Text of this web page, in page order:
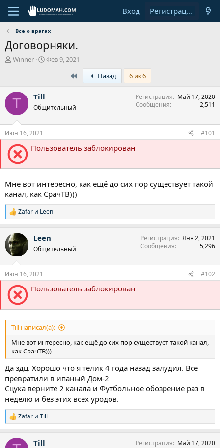
Вход Регистрация
Все о врагах
Договорняки.
А
р
м
Winner
Д
ч
а
Фев 9, 2021
Назад 6 из 6
T Till
Общительный
Регистрация
Май 17, 2020
Сообщения
2,511
Июн 16, 2021 #101
Пользователь заблокирован
Мне вот интересно, как ещё до сих пор существует такой
канал, как СрачТВ)))
Р
е
к
ц
и
Zafar и Leen
Leen
Общительный
Регистрация Янв 2, 2021
Сообщения
5,296
Июн 16, 2021 #102
Пользователь заблокирован
Till написал(а):
Мне вот интересно, как ещё до сих пор существует такой канал,
как СрачТВ)))
Да здц. Хорошо что я телик 4 года назад залудил. Все
превратили в ипаный Дом-2.
Сцука верните 2 канала и Футбольное обозрение раз в
неделю и без этих всех уродов.
Р
е
к
Zafar и Till
Till Регистрация
Май 17, 2020